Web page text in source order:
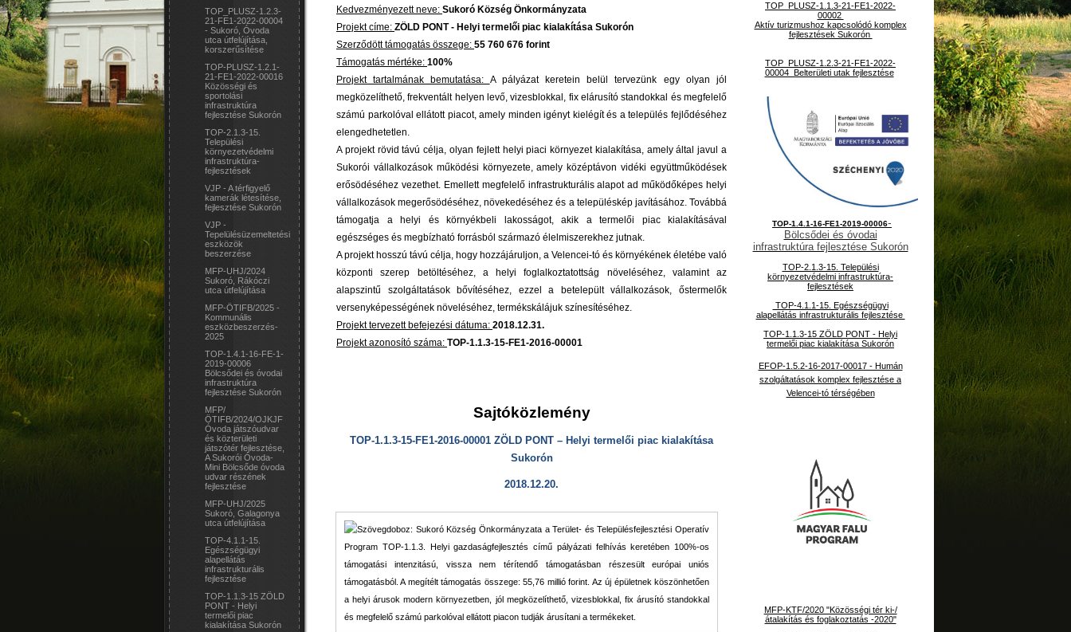
TOP_PLUSZ-1.2.3-
21-FE1-2022-00004
- Sukoró, Óvoda
utca útfelújítása,
korszerűsítése
TOP-PLUSZ-1.2.1-
21-FE1-2022-00016
Közösségi és
sportolási
infrastruktúra
fejlesztése Sukorón
TOP-2.1.3-15.
Települési
környezetvédelmi
infrastruktúra-
fejlesztések
VJP - A térfigyelő
kamerák létesítése,
fejlesztése Sukorón
VJP -
Tepelülésüzemeltetési
eszközök
beszerzése
MFP-UHJ/2024
Sukoró, Rákóczi
utca útfelújítása
MFP-ÖTIFB/2025 -
Kommunális
eszközbeszerzés-
2025
TOP-1.4.1-16-FE-1-
2019-00006
Bölcsődei és óvodai
infrastruktúra
fejlesztése Sukorón
MFP/
ÖTIFB/2024/OJKJF
Óvoda játszóudvar
és közterületi
játszótér fejlesztése,
A Sukorói Óvoda-
Mini Bölcsőde óvoda
udvar részének
fejlesztése
MFP-UHJ/2025
Sukoró, Galagonya
utca útfelújítása
TOP-4.1.1-15.
Egészségügyi
alapellátás
infrastrukturális
fejlesztése
TOP-1.1.3-15 ZÖLD
PONT - Helyi
termelői piac
kialakítása Sukorón
Kedvezményezett neve: Sukoró Község Önkormányzata
Projekt címe: ZÖLD PONT - Helyi termelői piac kialakítása Sukorón
Szerződött támogatás összege: 55 760 676 forint
Támogatás mértéke: 100%
Projekt tartalmának bemutatása: A pályázat keretein belül tervezünk egy olyan jól
megközelíthető, frekventált helyen levő, vizesblokkal, fix elárusító standokkal és megfelelő
számú parkolóval ellátott piacot, amely minden igényt kielégít és a település fejlődéséhez
elengedhetetlen.
A projekt rövid távú célja, olyan fejlett helyi piaci környezet kialakítása, amely által javul a
Sukorói vállalkozások működési környezete, amely középtávon vidéki együttműködések
erősödéséhez vezethet. Emellett megfelelő infrastrukturális alapot ad működőképes helyi
vállalkozások megerősödéséhez, növekedéséhez és a településkép javításához. Továbbá
támogatja a helyi és környékbeli lakosságot, akik a termelői piac kialakításával
egészséges és megbízható forrásból származó élelmiszerekhez jutnak.
A projekt hosszú távú célja, hogy hozzájáruljon, a Velencei-tó és környékének életébe való
központi szerep betöltéséhez, a helyi foglalkoztatottság növeléséhez, valamint az
alapszintű szolgáltatások bővítéséhez, ezzel a betelepült vállalkozások, őstermelők
versenyképességének növeléséhez, termékskálájuk színesítéséhez.
Projekt tervezett befejezési dátuma: 2018.12.31.
Projekt azonosító száma: TOP-1.1.3-15-FE1-2016-00001
Sajtóközlemény
TOP-1.1.3-15-FE1-2016-00001 ZÖLD PONT – Helyi termelői piac kialakítása
Sukorón
2018.12.20.
TOP_PLUSZ-1.1.3-21-FE1-2022-
00002
Aktív turizmushoz kapcsolódó komplex
fejlesztések Sukorón
TOP_PLUSZ-1.2.3-21-FE1-2022-
00004 Belterületi utak fejlesztése
TOP-1.4.1-16-FE1-2019-00006-
Bölcsődei és óvodai
infrastruktúra fejlesztése Sukorón
TOP-2.1.3-15. Települési
környezetvédelmi infrastruktúra-
fejlesztések
TOP-4.1.1-15. Egészségügyi
alapellátás infrastrukturális fejlesztése
TOP-1.1.3-15 ZÖLD PONT - Helyi
termelői piac kialakítása Sukorón
EFOP-1.5.2-16-2017-00017 - Humán
szolgáltatások komplex fejlesztése a
Velencei-tó térségében
MFP-KTF/2020 "Közösségi tér ki-/
átalakítás és foglakoztatás -2020"